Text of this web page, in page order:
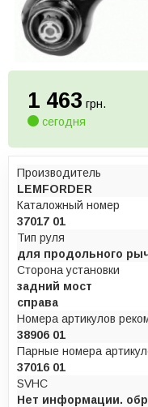
1 463 грн.
сегодня
Производитель
LEMFORDER
Каталожный номер
37017 01
Тип руля
для продольного
Сторона установки
задний мост
справа
Номера артикулов
38906 01
Парные номера
37016 01
SVHC
Нет информации.